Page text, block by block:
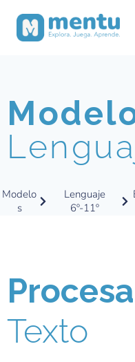
Modelo
s
Lenguaje
6º-11º
Texto